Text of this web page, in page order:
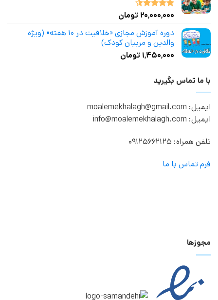
نمره4.50
۲۰,۰۰۰,۰۰۰ تومان
دوره آموزش مجازی «خلاقیت در ۱۰ هفته» (ویژه
والدین و مربیان کودک)
۱,۴۵۰,۰۰۰ تومان
با ما تماس بگیرید
ایمیل: moalemekhalagh@gmail.com
ایمیل: info@moalemekhalagh.com
تلفن همراه: 09125662125
فرم تماس با ما
مجوزها